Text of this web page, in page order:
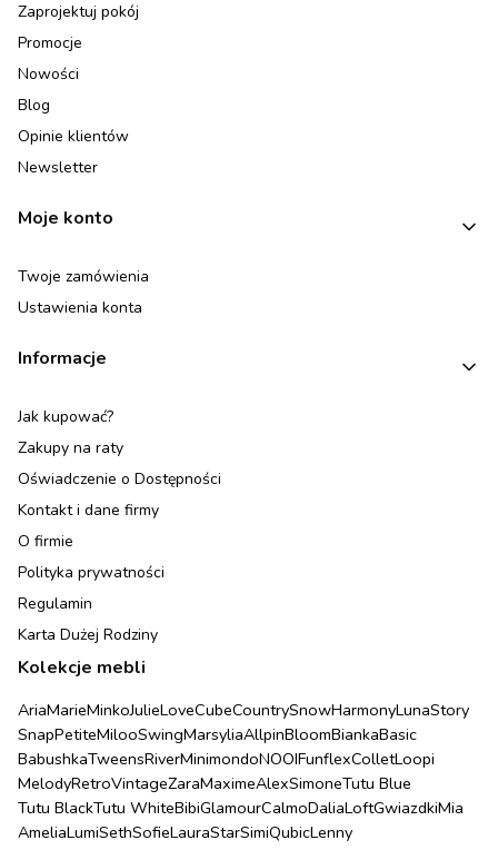
Zaprojektuj pokój
Promocje
Nowości
Blog
Opinie klientów
Newsletter
Moje konto
Twoje zamówienia
Ustawienia konta
Informacje
Jak kupować?
Zakupy na raty
Oświadczenie o Dostępności
Kontakt i dane firmy
O firmie
Polityka prywatności
Regulamin
Karta Dużej Rodziny
Kolekcje mebli
AriaMarieMinkoJulieLoveCubeCountrySnowHarmonyLunaStory
SnapPetiteMilooSwingMarsyliaAllpinBloomBiankaBasic
BabushkaTweensRiverMinimondoNOOIFunflexColletLoopi
MelodyRetroVintageZaraMaximeAlexSimoneTutu Blue
Tutu BlackTutu WhiteBibiGlamourCalmoDaliaLoftGwiazdkiMia
AmeliaLumiSethSofieLauraStarSimiQubicLenny